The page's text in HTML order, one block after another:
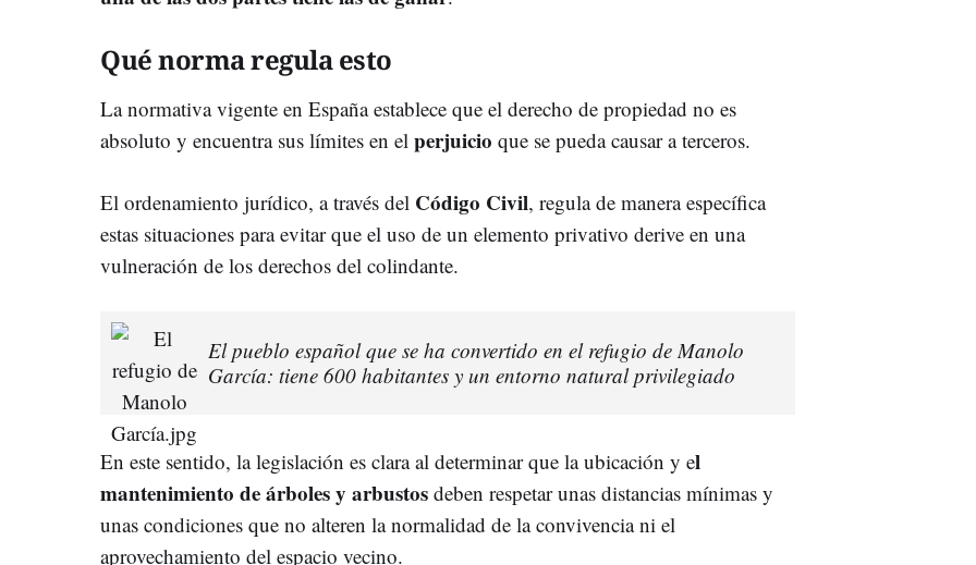
Qué norma regula esto
La normativa vigente en España establece que el derecho de propiedad no es
absoluto y encuentra sus límites en el perjuicio que se pueda causar a terceros.
El ordenamiento jurídico, a través del Código Civil, regula de manera específica
estas situaciones para evitar que el uso de un elemento privativo derive en una
vulneración de los derechos del colindante.
El pueblo español que se ha convertido en el refugio de Manolo
García: tiene 600 habitantes y un entorno natural privilegiado
En este sentido, la legislación es clara al determinar que la ubicación y el
mantenimiento de árboles y arbustos deben respetar unas distancias mínimas y
unas condiciones que no alteren la normalidad de la convivencia ni el
aprovechamiento del espacio vecino.